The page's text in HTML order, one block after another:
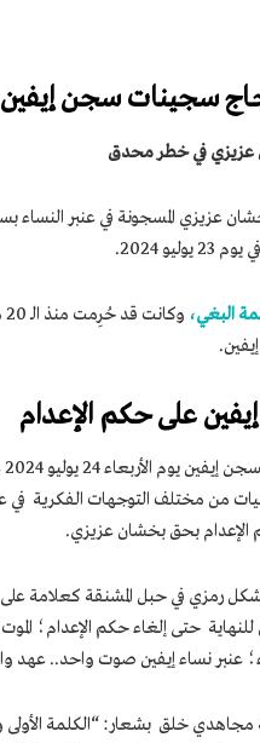
سجينات سجن إيفين
عزيزي في خطر محدق
2024.
البغي، وكانت قد حُرِمت منذ الـ 20 من يونيو الماضي
على حكم الإعدام
من مختلف التوجهات الفكرية في
بحق بخشان عزيزي.
رمزي في حبل المشنقة كعلامة على
حتى إلغاء حكم الإعدام؛ الموت
عنبر نساء إيفين صوت واحد.. عهد
خلق بشعار: “الكلمة الأولى